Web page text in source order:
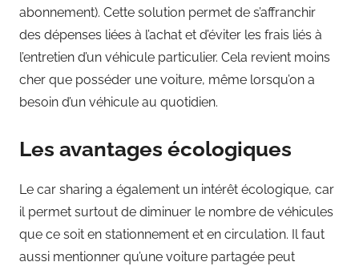
abonnement). Cette solution permet de s’affranchir
des dépenses liées à l’achat et d’éviter les frais liés à
l’entretien d’un véhicule particulier. Cela revient moins
cher que posséder une voiture, même lorsqu’on a
besoin d’un véhicule au quotidien.
Les avantages écologiques
Le car sharing a également un intérêt écologique, car
il permet surtout de diminuer le nombre de véhicules
que ce soit en stationnement et en circulation. Il faut
aussi mentionner qu’une voiture partagée peut